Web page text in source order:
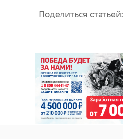
Поделиться статьей:
по регионам